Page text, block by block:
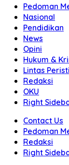
Pedoman
Nasional
Pendidikan
News
Opini
Hukum &
Lintas
Redaksi
OKU
Right
Contact Us
Pedoman
Redaksi
Right